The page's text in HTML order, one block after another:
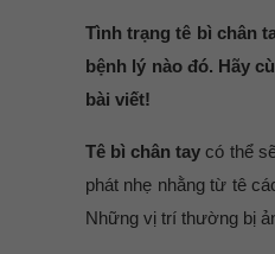
Tình trạng tê bì chân
bệnh lý nào đó. Hãy
bài viết!
Tê bì chân tay có thể
phát nhẹ nhằng từ tê
Những vị trí thường bị